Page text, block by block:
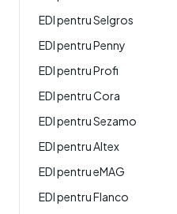
EDI pentru Selgros
EDI pentru Penny
EDI pentru Profi
EDI pentru Cora
EDI pentru Sezamo
EDI pentru Altex
EDI pentru eMAG
EDI pentru Flanco